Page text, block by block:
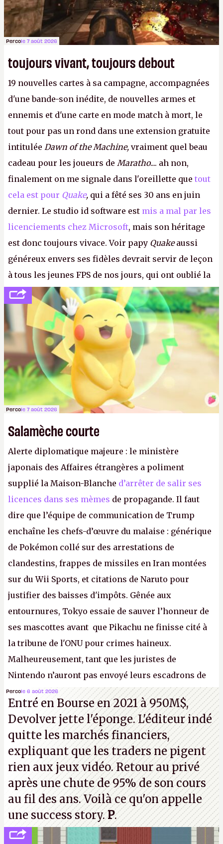
Percole 7 août 2026
toujours vivant, toujours debout
19 nouvelles cartes à sa campagne, accompagnées
d'une bande-son inédite, de nouvelles armes et
ennemis et d'une carte en mode match à mort, le
tout pour pas un rond dans une extension gratuite
intitulée Dawn of the Machine, vraiment quel beau
cadeau pour les joueurs de Maratho.... ah non,
finalement on me signale dans l'oreillette que tout
cela est pour Quake, qui a fêté ses 30 ans en juin
dernier. Le studio id software est mis a mal par les
licenciements chez Microsoft, mais son héritage
est donc toujours vivace. Voir papy Quakeaussi
généreux envers ses fidèles devrait servir de leçon
à tous les jeunes FPS de nos jours, qui ont oublié la
politesse et le respect envers leurs joueurs et les
anciens. Il leur faudrait une bonne guerre des
consoles à ces petits cons !
Percole 7 août 2026
Salamèche courte
Alerte diplomatique majeure : le ministère
japonais des Affaires étrangères a poliment
supplié la Maison-Blanche d’arrêter de salir ses
licences dans ses mèmes de propagande. Il faut
dire que l’équipe de communication de Trump
enchaîne les chefs-d’œuvre du malaise : générique
de Pokémon collé sur des arrestations de
clandestins, frappes de missiles en Iran montées
sur du Wii Sports, et citations de Naruto pour
justifier des baisses d'impôts. Gênée aux
entournures, Tokyo essaie de sauver l’honneur de
ses mascottes avant que Pikachu ne finisse cité à
la tribune de l'ONU pour crimes haineux.
Malheureusement, tant que les juristes de
Nintendo n’auront pas envoyé leurs escadrons de
la mort judiciaires pour distribuer du copyright
strike à tour de bras, l'Oncle Sam continuera
d'étaler sa confiture intellectuelle sur vos
souvenirs d'enfance.P.
Percole 6 août 2026
Entré en Bourse en 2021 à 950M$,
Devolver jette l'éponge. L'éditeur indé
quitte les marchés financiers,
expliquant que les traders ne pigent
rien aux jeux vidéo. Retour au privé
après une chute de 95% de son cours
au fil des ans. Voilà ce qu'on appelle
une success story.P.